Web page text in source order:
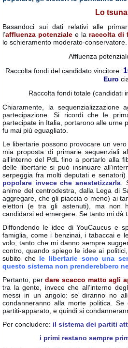
Lo
Basandoci sui dati relativi alle
l’affluenza potenziale e la raccolta di
lo schieramento moderato-
Affluenza
Raccolta fondi del candidato vincitore:
Euro
Raccolta fondi totale (candidati
Chiaramente, la
partecipazione. Si ricordi che le
partecipate in Italia, portarono alle urne
fu mai più eguagliato.
Le libertarie possono provocare un
mia proposta di primarie sequenziali
all’interno del PdL fino a portarlo alla
delle libertarie si può insinuare
serpeggia fra molti deputati e senatori)
popolare invece che anestetizzarla .
anime del centrodestra, dalla Lega di
aggregare, che gli piaccia o meno) ai
elettori (e tra gli astenuti), ma non
candidarsi ed emergere. Se tanto mi dà
Diffondendo le idee di YouCaucus e
famiglia, come i benzinai, i tabaccai e
volo, tanto che mi danno sempre
contro, quando spiego le idee ai
subito chele libertarie sono una
questo sistema non prenderebbero
Pertanto, perdare scacco matto agli
tra la gente, invece che all’interno
messi in un angolo: se diranno no
condanneranno alla morte politica.
partiti-apparato, e quindi si
Per concludere: il sistema dei partiti
i primi restano sempre